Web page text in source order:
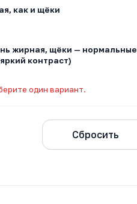
как и щёки
жирная, щёки — нормальные
контраст)
один вариант.
Сбросить